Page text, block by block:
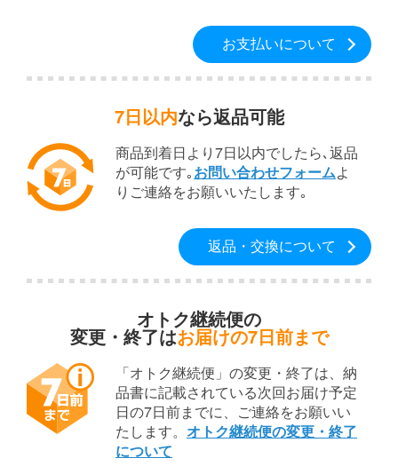
お支払いについて
7日以内なら返品可能
商品到着日より7日以内でしたら､返品
が可能です｡お問い合わせフォームよ
りご連絡をお願いいたします｡
返品・交換について
オトク継続便の
変更・終了はお届けの7日前まで
「オトク継続便」の変更・終了は、納
品書に記載されている次回お届け予定
日の7日前までに、ご連絡をお願いい
たします。 オトク継続便の変更・終了
について